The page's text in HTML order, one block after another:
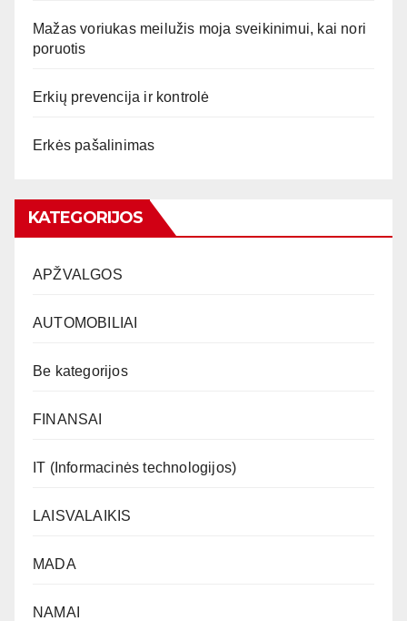
Mažas voriukas meilužis moja sveikinimui, kai nori
poruotis
Erkių prevencija ir kontrolė
Erkės pašalinimas
KATEGORIJOS
APŽVALGOS
AUTOMOBILIAI
Be kategorijos
FINANSAI
IT (Informacinės technologijos)
LAISVALAIKIS
MADA
NAMAI